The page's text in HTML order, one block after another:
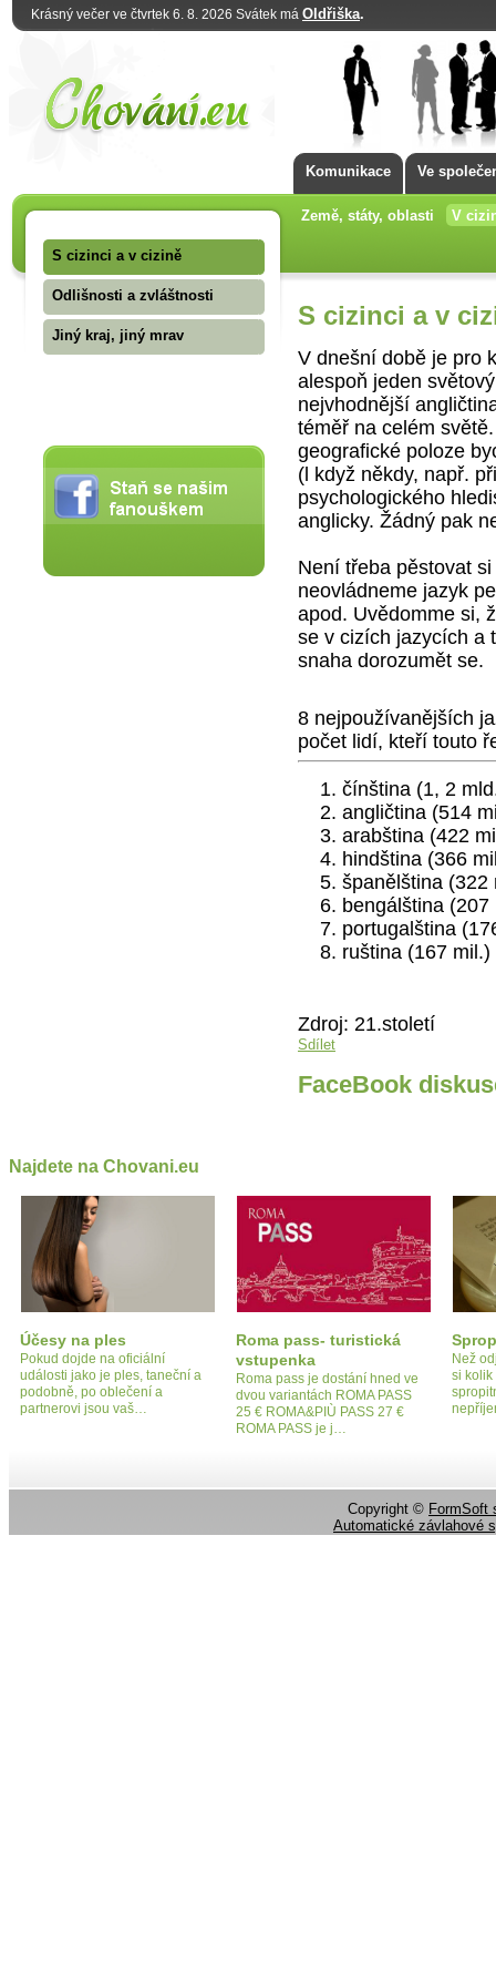
Krásný večer ve čtvrtek 6. 8. 2026 Svátek má Oldřiška.
Komunikace Ve
Země, státy, oblasti V
S cizinci a v cizině
Odlišnosti a zvláštnosti
Jiný kraj, jiný mrav
S cizinci a v
V dnešní době je pro
alespoň jeden
nejvhodnější
téměř na celém
geografické poloze
(l když někdy, např.
psychologického
anglicky. Žádný pak
Není třeba pěstovat
neovládneme jazyk
apod. Uvědomme si,
se v cizích jazycích a
snaha dorozumět se.
8 nejpoužívanějších
počet lidí, kteří touto
čínština (1, 2
angličtina (514
arabština (422
hindština (366
španělština (322
bengálština (207
portugalština
ruština (167 mil.)
Zdroj: 21.století
Sdílet
FaceBook
Najdete na Chovani.eu
Účesy na ples
Pokud dojde na oficiální
události jako je ples, taneční a
podobně, po oblečení a
partnerovi jsou vaš…
Roma pass- turistická
vstupenka
Roma pass je dostání hned ve
dvou variantách ROMA PASS
25 € ROMA&PIÙ PASS 27 €
ROMA PASS je j…
Než
si kolik
Copyright © FormSoft
Automatické závlahové